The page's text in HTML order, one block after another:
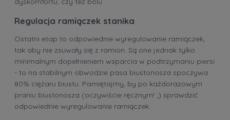
Regulacja ramiączek stanika
Ostatni etap to odpowiednie wyregulowanie ramiączek,
tak aby nie zsuwały się z ramion. Są one jednak tylko
minimalnym dopełnieniem wsparcia w podtrzymaniu piersi
- to na stabilnym obwodzie pasa biustonosza spoczywa
80% ciężaru biustu. Pamiętajmy, by po każdorazowym
praniu biustonosza (oczywiście ręcznym! ;) sprawdzić
odpowiednie wyregulowanie ramiączek.